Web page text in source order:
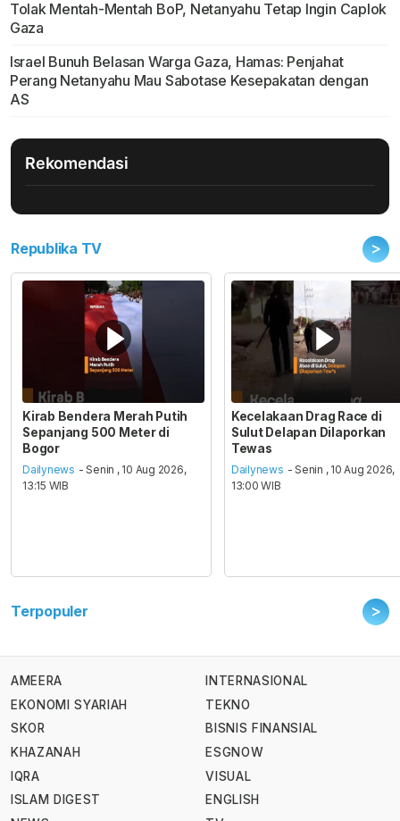
Tolak Mentah-Mentah BoP, Netanyahu Tetap Ingin Caplok
Gaza
Israel Bunuh Belasan Warga Gaza, Hamas: Penjahat
Perang Netanyahu Mau Sabotase Kesepakatan dengan
AS
Rekomendasi
Republika TV >
Kirab Bendera Merah Putih
Sepanjang 500 Meter di
Bogor
Dailynews - Senin , 10 Aug 2026,
13:15 WIB
Kecelakaan Drag Race di
Sulut Delapan Dilaporkan
Tewas
Dailynews - Senin , 10 Aug 2026,
13:00 WIB
Terpopuler >
AMEERA
EKONOMI SYARIAH
SKOR
KHAZANAH
IQRA
ISLAM DIGEST
INTERNASIONAL
TEKNO
BISNIS FINANSIAL
ESGNOW
VISUAL
ENGLISH